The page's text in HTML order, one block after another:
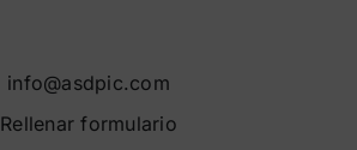
info@asdpic.com
Rellenar formulario